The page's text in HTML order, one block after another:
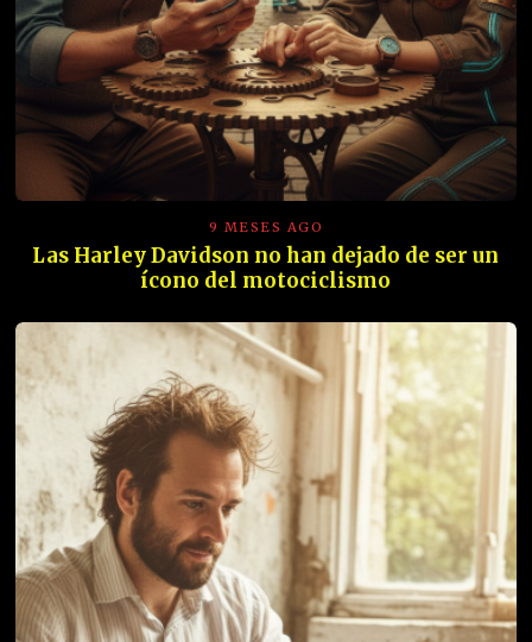
9 MESES AGO
Las Harley Davidson no han dejado de ser un
ícono del motociclismo